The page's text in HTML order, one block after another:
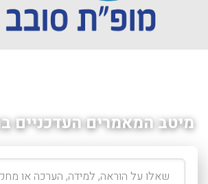
מיטב המאמרים העדכניים